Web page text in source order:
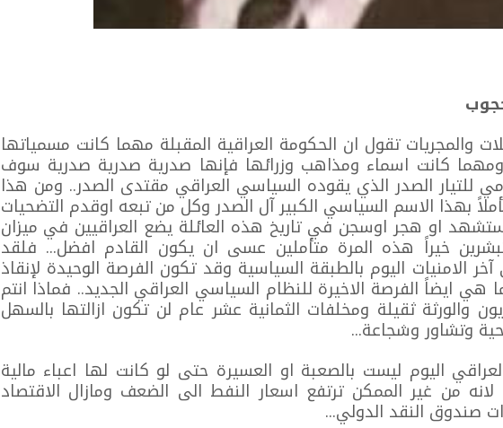
والمجريات تقول ان الحكومة العراقية المقبلة مهما كانت مسمياتها
كانت اسماء ومذاهب وزرائها فإنها صدرية صدرية صدرية سوف
للتيار الصدر الذي يقوده السياسي العراقي مقتدى الصدر.. ومن هذا
بهذا الاسم السياسي الكبير آل الصدر وكل من تبعه اوقدم التضحيات
او هجر اوسجن في تاريخ هذه العائلة يضع العراقيين في ميزان
خيراً هذه المرة متأملين عسى ان يكون القادم افضل... فلقد
الامنيات اليوم بالطبقة السياسية وقد تكون الفرصة الوحيدة لإنقاذ
هي ايضاً الفرصة الاخيرة للنظام السياسي العراقي الجديد.. فماذا انتم
والورثة ثقيلة ومخلفات الثمانية عشر عام لن تكون ازالتها بالسهل
وتشاور وشجاعة...
اليوم ليست بالصعبة او العسيرة حتى لو كانت لها اعباء مالية
لانه من غير الممكن ترتفع اسعار النفط الى الضعف ومازال الاقتصاد
صندوق النقد الدولي...